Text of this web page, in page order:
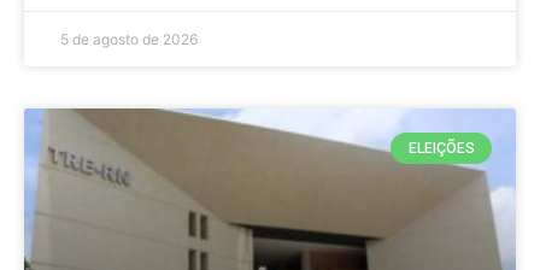
5 de agosto de 2026
ELEIÇÕES